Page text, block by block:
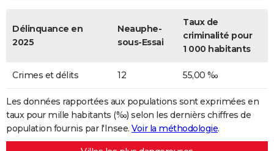
Délinquance en
2025
Neauphe-
sous-Essai
Taux de
criminalité pour
1 000 habitants
Crimes et délits 12 55,00 ‰
Les données rapportées aux populations sont exprimées en
taux pour mille habitants (‰) selon les dernièrs chiffres de
population fournis par l'Insee. Voir la méthodologie.